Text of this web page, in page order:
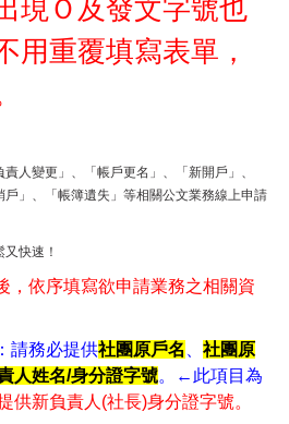
現Ｏ及發文字號也
用重覆填寫表單，
人變更」、「帳戶更名」、「新開戶」、
戶」、「帳簿遺失」等相關公文業務線上申請
快速！
，依序填寫欲申請業務之相關資
請務必提供社團原戶名
社團原
人姓名/身分證字號。←此項目為
供新負責人(社長)身分證字號。